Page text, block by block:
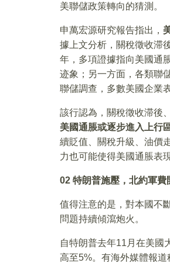
美聯儲政策轉向的猜測。
申萬宏源研究報告指出，
據上文分析，關稅徵收滞
年，多項證據指向美國通
迹象；另一方面，各類聯
聯儲調查，多數美國企業
該行認為，關稅徵收滞後
美國通脹或逐步進入上行
續貶值、關稅升級、油價
力也可能使得美國通脹表
02 特朗普施壓，北約軍費
值得注意的是，對本國不
問題持續傾瀉炮火。
自特朗普去年11月在美國
高至5%。有海外媒體報道